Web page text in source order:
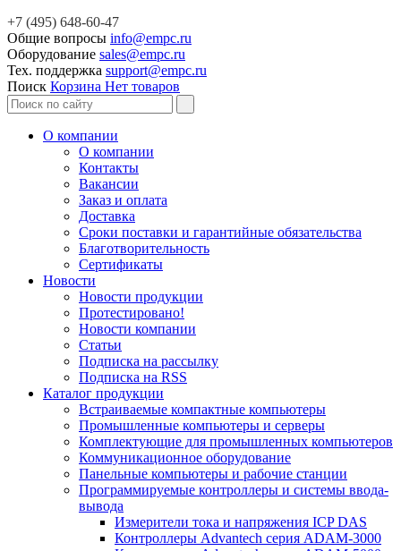
+7 (495) 648-60-47
Общие вопросы info@empc.ru
Оборудование sales@empc.ru
Тех. поддержка support@empc.ru
Поиск Корзина Нет товаров
О компании
О компании
Контакты
Вакансии
Заказ и оплата
Доставка
Сроки поставки и гарантийные обязательства
Благотворительность
Сертификаты
Новости
Новости продукции
Протестировано!
Новости компании
Статьи
Подписка на рассылку
Подписка на RSS
Каталог продукции
Встраиваемые компактные компьютеры
Промышленные компьютеры и серверы
Комплектующие для промышленных компьютеров
Коммуникационное оборудование
Панельные компьютеры и рабочие станции
Программируемые контроллеры и системы ввода-
вывода
Измерители тока и напряжения ICP DAS
Контроллеры Advantech серия ADAM-3000